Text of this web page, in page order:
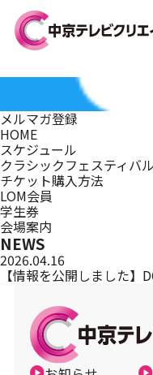
お知らせ
スケジュール
イベントを探す
メルマガ登録
HOME
スケジュール
クラシックフェスティバル
チケット購入方法
LOM会員
学生券
会場案内
NEWS
2026.04.16
【情報を公開しました】